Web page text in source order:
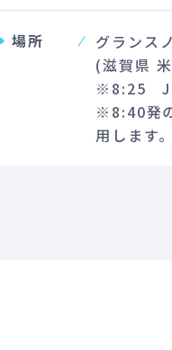
場所
グランス
(滋賀県
※8:25 JR
※8:40発
用します。